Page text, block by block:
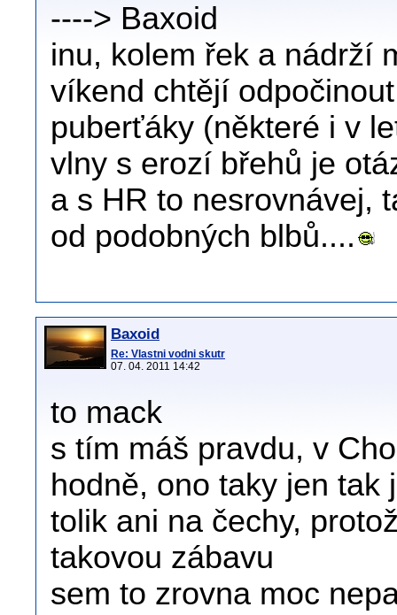
----> Baxoid
inu, kolem řek a nádrží
víkend chtějí
puberťáky (některé i v
vlny s erozí břehů je
a s HR to nesrovnávej,
od podobných blbů....
Baxoid
Re: Vlastni vodni skutr
07. 04. 2011 14:42
to mack
s tím máš pravdu, v
hodně, ono taky jen
tolik ani na čechy,
takovou zábavu
sem to zrovna moc